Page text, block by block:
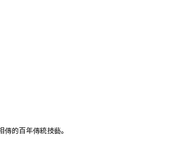
傳的百年傳統技藝。